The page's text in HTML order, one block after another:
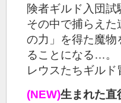
険者ギルド入団
その中で捕らえ
の力」を得た魔物
ることになる…。
レウスたちギル
(NEW)生まれた直